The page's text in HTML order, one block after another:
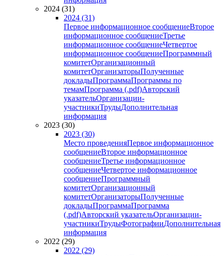
2024 (31)
2024 (31)
Первое информационное сообщениеВторое
информационное сообщениеТретье
информационное сообщениеЧетвертое
информационное сообщениеПрограммный
комитетОрганизационный
комитетОрганизаторыПолученные
докладыПрограммаПрограммы по
темамПрограмма (.pdf)Авторский
указательОрганизации-
участникиТрудыДополнительная
информация
2023 (30)
2023 (30)
Место проведенияПервое информационное
сообщениеВторое информационное
сообщениеТретье информационное
сообщениеЧетвертое информационное
сообщениеПрограммный
комитетОрганизационный
комитетОрганизаторыПолученные
докладыПрограммаПрограмма
(.pdf)Авторский указательОрганизации-
участникиТрудыФотографииДополнительная
информация
2022 (29)
2022 (29)